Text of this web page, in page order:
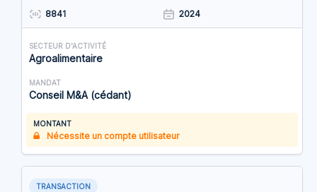
8841 2024
SECTEUR D'ACTIVITÉ
Agroalimentaire
MANDAT
Conseil M&A (cédant)
MONTANT
Nécessite un compte utilisateur
TRANSACTION